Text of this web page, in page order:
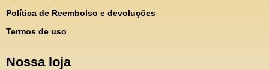
Política de Reembolso e devoluções
Termos de uso
Nossa loja